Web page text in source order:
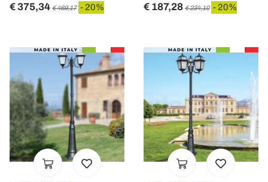
€ 375,34 € 469,17 - 20% € 187,28 € 234,10 - 20%